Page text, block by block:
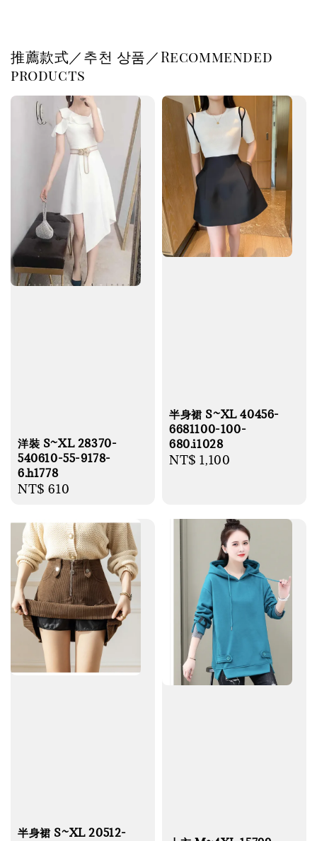
推薦款式／추천 상품／Recommended
products
洋裝 S~XL 28370-
540610-55-9178-
6.h1778
Regular
NT$ 610
半身裙 S~XL 40456-
6681100-100-
680.i1028
Regular
NT$ 1,100
半身裙 S~XL 20512-